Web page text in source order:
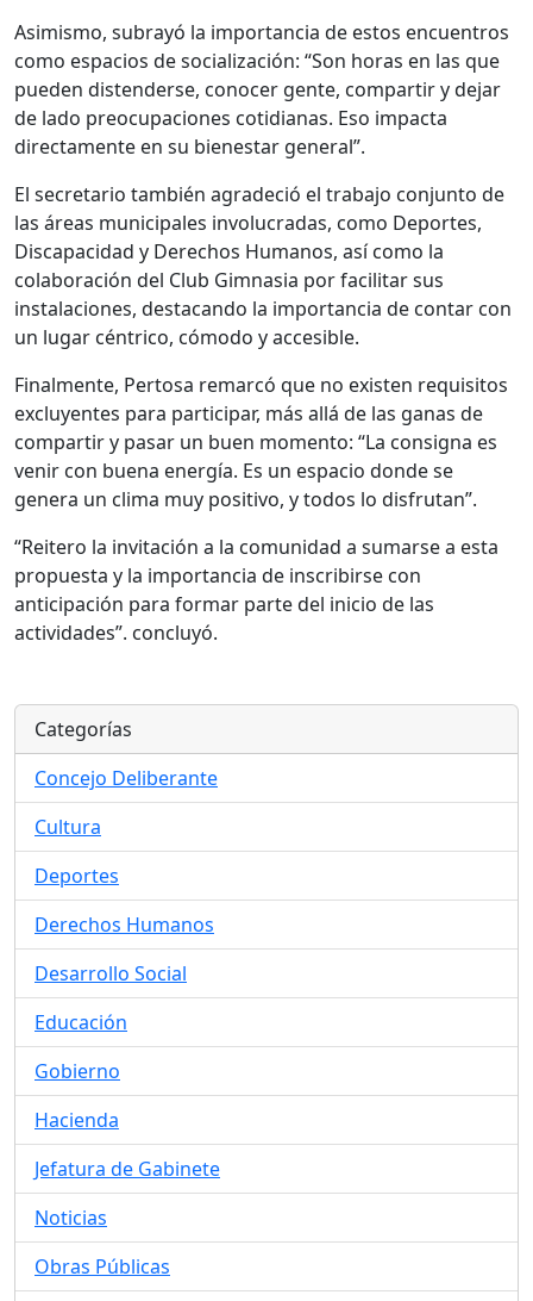
Asimismo, subrayó la importancia de estos encuentros
como espacios de socialización: “Son horas en las que
pueden distenderse, conocer gente, compartir y dejar
de lado preocupaciones cotidianas. Eso impacta
directamente en su bienestar general”.
El secretario también agradeció el trabajo conjunto de
las áreas municipales involucradas, como Deportes,
Discapacidad y Derechos Humanos, así como la
colaboración del Club Gimnasia por facilitar sus
instalaciones, destacando la importancia de contar con
un lugar céntrico, cómodo y accesible.
Finalmente, Pertosa remarcó que no existen requisitos
excluyentes para participar, más allá de las ganas de
compartir y pasar un buen momento: “La consigna es
venir con buena energía. Es un espacio donde se
genera un clima muy positivo, y todos lo disfrutan”.
“Reitero la invitación a la comunidad a sumarse a esta
propuesta y la importancia de inscribirse con
anticipación para formar parte del inicio de las
actividades”. concluyó.
Categorías
Concejo Deliberante
Cultura
Deportes
Derechos Humanos
Desarrollo Social
Educación
Gobierno
Hacienda
Jefatura de Gabinete
Noticias
Obras Públicas